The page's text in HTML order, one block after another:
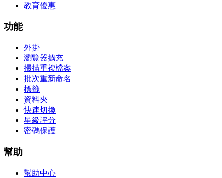
教育優惠
功能
外掛
瀏覽器擴充
掃描重複檔案
批次重新命名
標籤
資料夾
快速切換
星級評分
密碼保護
幫助
幫助中心